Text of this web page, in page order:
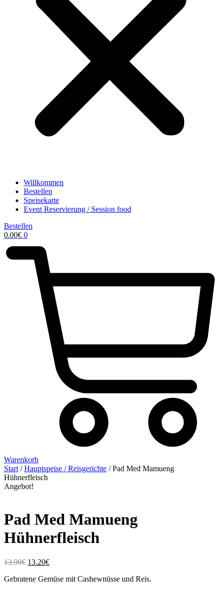
Willkommen
Bestellen
Speisekarte
Event Reservierung / Session food
Bestellen
0.00€ 0
Warenkorb
Start /Hauptspeise / Reisgerichte / Pad Med Mamueng
Hühnerfleisch
Angebot!
Pad Med Mamueng
Hühnerfleisch
13.90€ Ursprünglicher
war:
13.20€Aktueller
ist:
Gebratene Gemüse mit Cashewnüsse und Reis.